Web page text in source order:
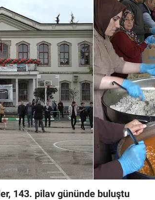
143. pilav gününde buluştu